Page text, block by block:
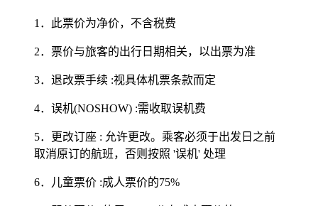
1．此票价为净价，不含税费
2．票价与旅客的出行日期相关，以出票为准
3．退改票手续 :视具体机票条款而定
4．误机(NOSHOW) :需收取误机费
5．更改订座 : 允许更改。乘客必须于出发日之前
取消原订的航班，否则按照 '误机' 处理
6．儿童票价 :成人票价的75%